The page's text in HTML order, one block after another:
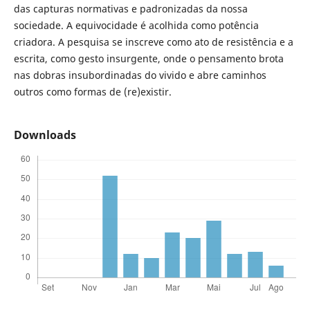
das capturas normativas e padronizadas da nossa
sociedade. A equivocidade é acolhida como potência
criadora. A pesquisa se inscreve como ato de resistência e a
escrita, como gesto insurgente, onde o pensamento brota
nas dobras insubordinadas do vivido e abre caminhos
outros como formas de (re)existir.
Downloads